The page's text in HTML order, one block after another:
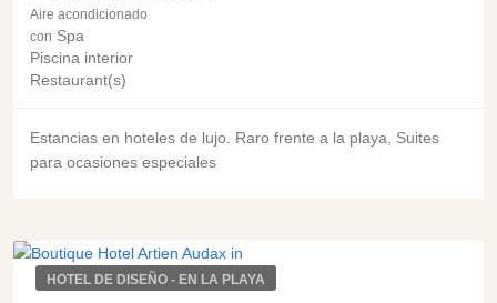
Aire acondicionado
con Spa
Piscina interior
Restaurant(s)
Estancias en hoteles de lujo. Raro frente a la playa, Suites
para ocasiones especiales
HOTEL DE DISEÑO - EN LA PLAYA